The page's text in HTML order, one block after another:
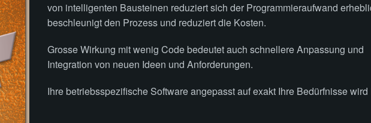
von intelligenten Bausteinen reduziert sich der Programmieraufwand
beschleunigt den Prozess und reduziert die Kosten.
Grosse Wirkung mit wenig Code bedeutet auch schnellere Anpassung und
Integration von neuen Ideen und Anforderungen.
Ihre betriebsspezifische Software angepasst auf exakt Ihre Bedürfnisse wird